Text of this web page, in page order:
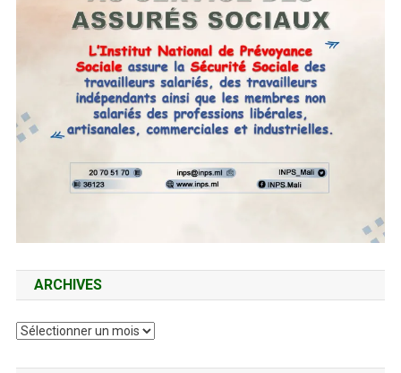
ARCHIVES
Archives